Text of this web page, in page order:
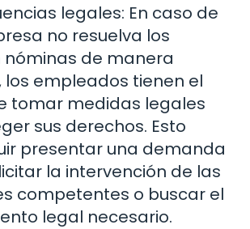
legales: En caso de
no resuelva los
de manera
empleados tienen el
tomar medidas legales
sus derechos. Esto
presentar una demanda
la intervención de las
competentes o buscar el
legal necesario.